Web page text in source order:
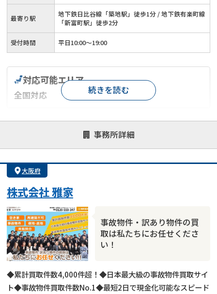
最寄り駅
地下鉄日比谷線「築地駅」徒歩1分 / 地下鉄有楽町線
「新富町駅」徒歩2分
受付時間 平日10:00～19:00
事務所詳細
対応可能エリア
全国対応
対応が親身 オンライン面談可能
レスポンスが早い
1億円以上の買取可
続きを読む
大阪府
株式会社 雅家
事故物件・訳あり物件の買
取は私たちにお任せくださ
い！
◆累計買取件数4,000件超！◆日本最大級の事故物件買取サイ
ト◆事故物件買取件数No.1◆最短2日で現金化可能なスピード